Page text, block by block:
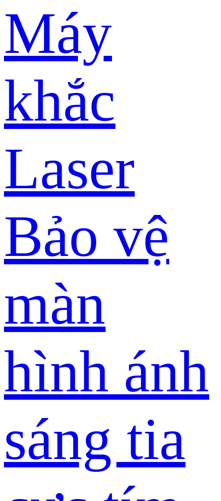
Máy
khắc
Laser
Bảo vệ
màn
hình ánh
sáng tia